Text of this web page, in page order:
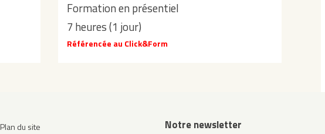
Formation en présentiel
7 heures (1 jour)
Référencée au Click&Form
Notre newsletter
Plan du site